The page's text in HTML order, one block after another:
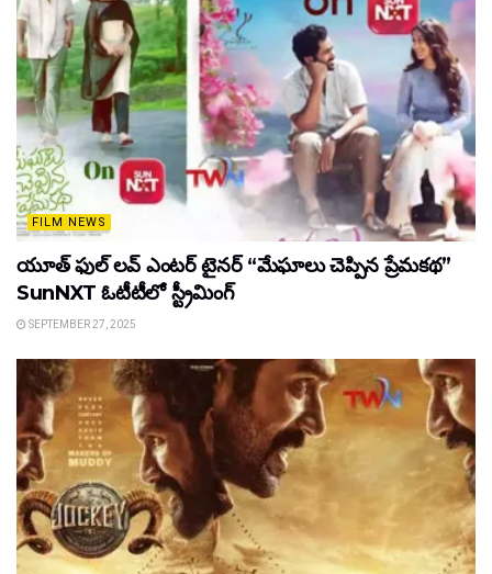
FILM NEWS
యూత్ ఫుల్ లవ్ ఎంటర్ టైనర్ “మేఘాలు చెప్పిన ప్రేమకథ”
SunNXT ఓటీటీలో స్ట్రీమింగ్
SEPTEMBER 27, 2025